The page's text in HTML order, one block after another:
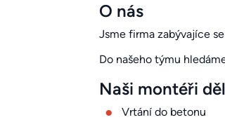
O nás
Jsme firma zabývajíce
Do našeho týmu
Naši montéři
Vrtání do betonu